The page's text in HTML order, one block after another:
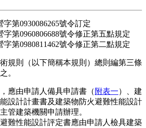
字第0930086265號令訂定
字第0960806688號令修正第五點規定
字第0980811462號令修正第二點規定
規則（以下簡稱本規則）總則編第三條
。
應由申請人備具申請書（ 附表一）、建
設計計畫書及建築物防火避難性能設計
管建築機關申請辦理。
難性能設計評定書應由申請人檢具建築